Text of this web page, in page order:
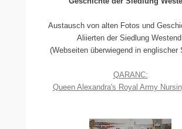
Austausch von alten Fotos und
Aliierten der Siedlung
(Webseiten überwiegend in englischer
QARANC:
Queen Alexandra's Royal Army